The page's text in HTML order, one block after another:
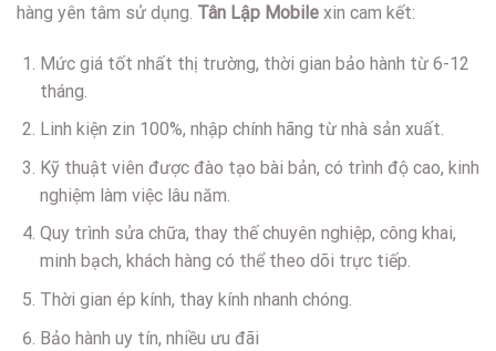
hàng yên tâm sử dụng. Tân Lập Mobile xin cam kết:
Mức giá tốt nhất thị trường, thời gian bảo hành từ 6-12
tháng.
Linh kiện zin 100%, nhập chính hãng từ nhà sản xuất.
Kỹ thuật viên được đào tạo bài bản, có trình độ cao, kinh
nghiệm làm việc lâu năm.
Quy trình sửa chữa, thay thế chuyên nghiệp, công khai,
minh bạch, khách hàng có thể theo dõi trực tiếp.
Thời gian ép kính, thay kính nhanh chóng.
Bảo hành uy tín, nhiều ưu đãi